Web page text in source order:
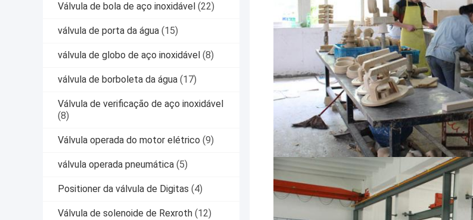
Válvula de bola de aço inoxidável (22)
válvula de porta da água (15)
válvula de globo de aço inoxidável (8)
válvula de borboleta da água (17)
Válvula de verificação de aço inoxidável
(8)
Válvula operada do motor elétrico (9)
válvula operada pneumática (5)
Positioner da válvula de Digitas (4)
Válvula de solenoide de Rexroth (12)